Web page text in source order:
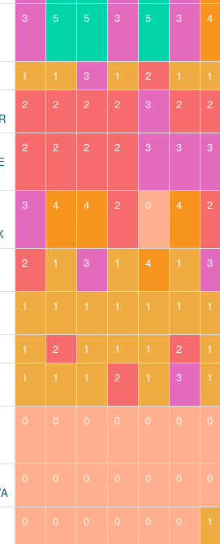
3 5 5 3 5 3 4
1 1 3 1 2 1
1
2 2 2 2 3 2 2
2 2 2 2 3 3 3
3 4 4 2 0 4 2
2 1 3 1 4 1 3
1 1 1 1 1 1 1
1 2 1 1 1 2
1
1 1 1 2 1 3 1
0 0 0 0 0 0 0
0 0 0 0 0 0 0
0 0 0 0 0 0 1